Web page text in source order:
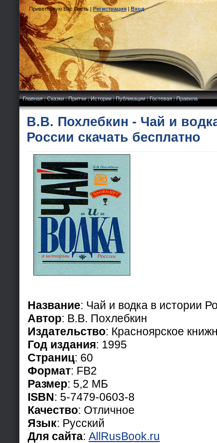
Приветствую Вас Гость|Регистрация|Вход
Главная|Сказки|Притчи|Истории|Публикации|Гостевая|Правила
В.В. Похлебкин - Чай и
России скачать бесплатно
Название: Чай и водка в истории
Автор: В.В. Похлебкин
Издательство: Красноярское
Год издания: 1995
Страниц: 60
Формат: FB2
Размер: 5,2 МБ
ISBN: 5-7479-0603-8
Качество: Отличное
Язык: Русский
Для сайта: AllRusBook.ru